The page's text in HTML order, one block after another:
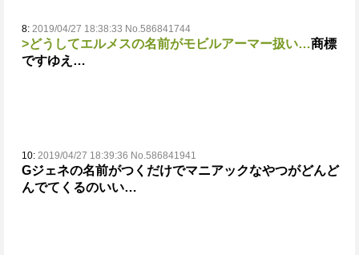
8: 2019/04/27 18:38:33 No.586841744
>どうしてエルメスの名前がモビルアーマー扱い…商標
ですゆえ…
10: 2019/04/27 18:39:36 No.586841941
Gジェネの名前がつくだけでマニアックなやつがどんど
んでてくるのいい…